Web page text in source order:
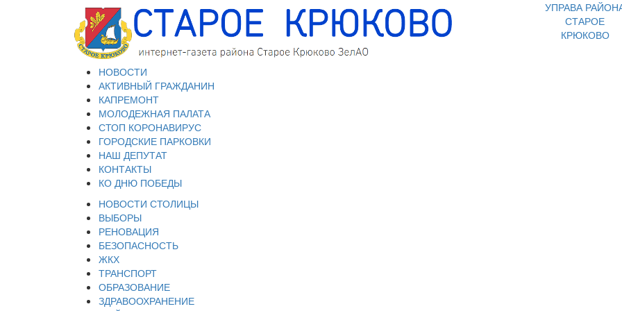
УПРАВА
СТАРОЕ
КРЮКОВО
НОВОСТИ
АКТИВНЫЙ ГРАЖДАНИН
КАПРЕМОНТ
МОЛОДЕЖНАЯ ПАЛАТА
СТОП КОРОНАВИРУС
ГОРОДСКИЕ ПАРКОВКИ
НАШ ДЕПУТАТ
КОНТАКТЫ
КО ДНЮ ПОБЕДЫ
НОВОСТИ СТОЛИЦЫ
ВЫБОРЫ
РЕНОВАЦИЯ
БЕЗОПАСНОСТЬ
ЖКХ
ТРАНСПОРТ
ОБРАЗОВАНИЕ
ЗДРАВООХРАНЕНИЕ